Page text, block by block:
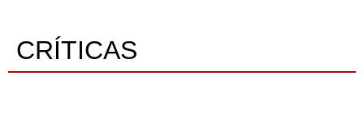
CRÍTICAS